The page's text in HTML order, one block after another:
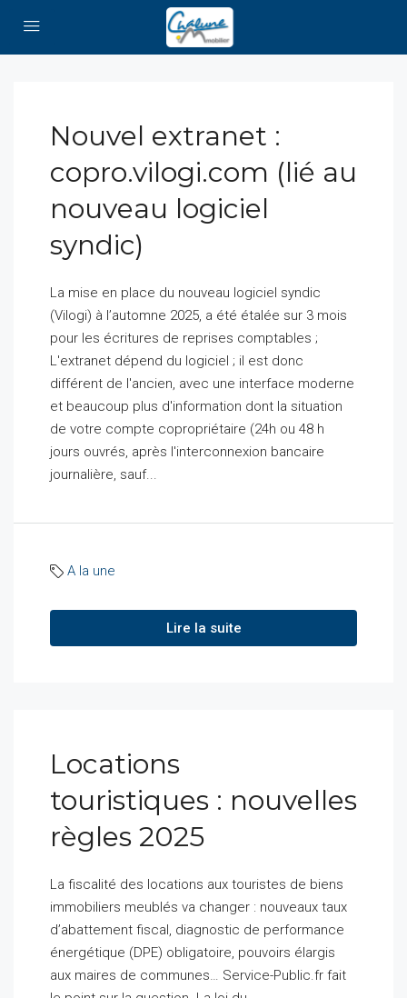
Nouvel extranet :
copro.vilogi.com (lié au
nouveau logiciel
syndic)
La mise en place du nouveau logiciel syndic
(Vilogi) à l’automne 2025, a été étalée sur 3 mois
pour les écritures de reprises comptables ;
L'extranet dépend du logiciel ; il est donc
différent de l'ancien, avec une interface moderne
et beaucoup plus d'information dont la situation
de votre compte copropriétaire (24h ou 48 h
jours ouvrés, après l'interconnexion bancaire
journalière, sauf...
A la une
Lire la suite
Locations
touristiques : nouvelles
règles 2025
La fiscalité des locations aux touristes de biens
immobiliers meublés va changer : nouveaux taux
d’abattement fiscal, diagnostic de performance
énergétique (DPE) obligatoire, pouvoirs élargis
aux maires de communes… Service-Public.fr fait